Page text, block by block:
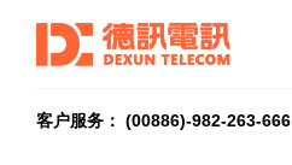
客户服务： (00886)-982-263-666